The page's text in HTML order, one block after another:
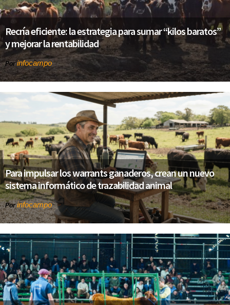
Recría eficiente: la estrategia para sumar “kilos baratos”
y mejorar la rentabilidad
Porinfocampo
Para impulsar los warrants ganaderos, crean un nuevo
sistema informático de trazabilidad animal
Porinfocampo